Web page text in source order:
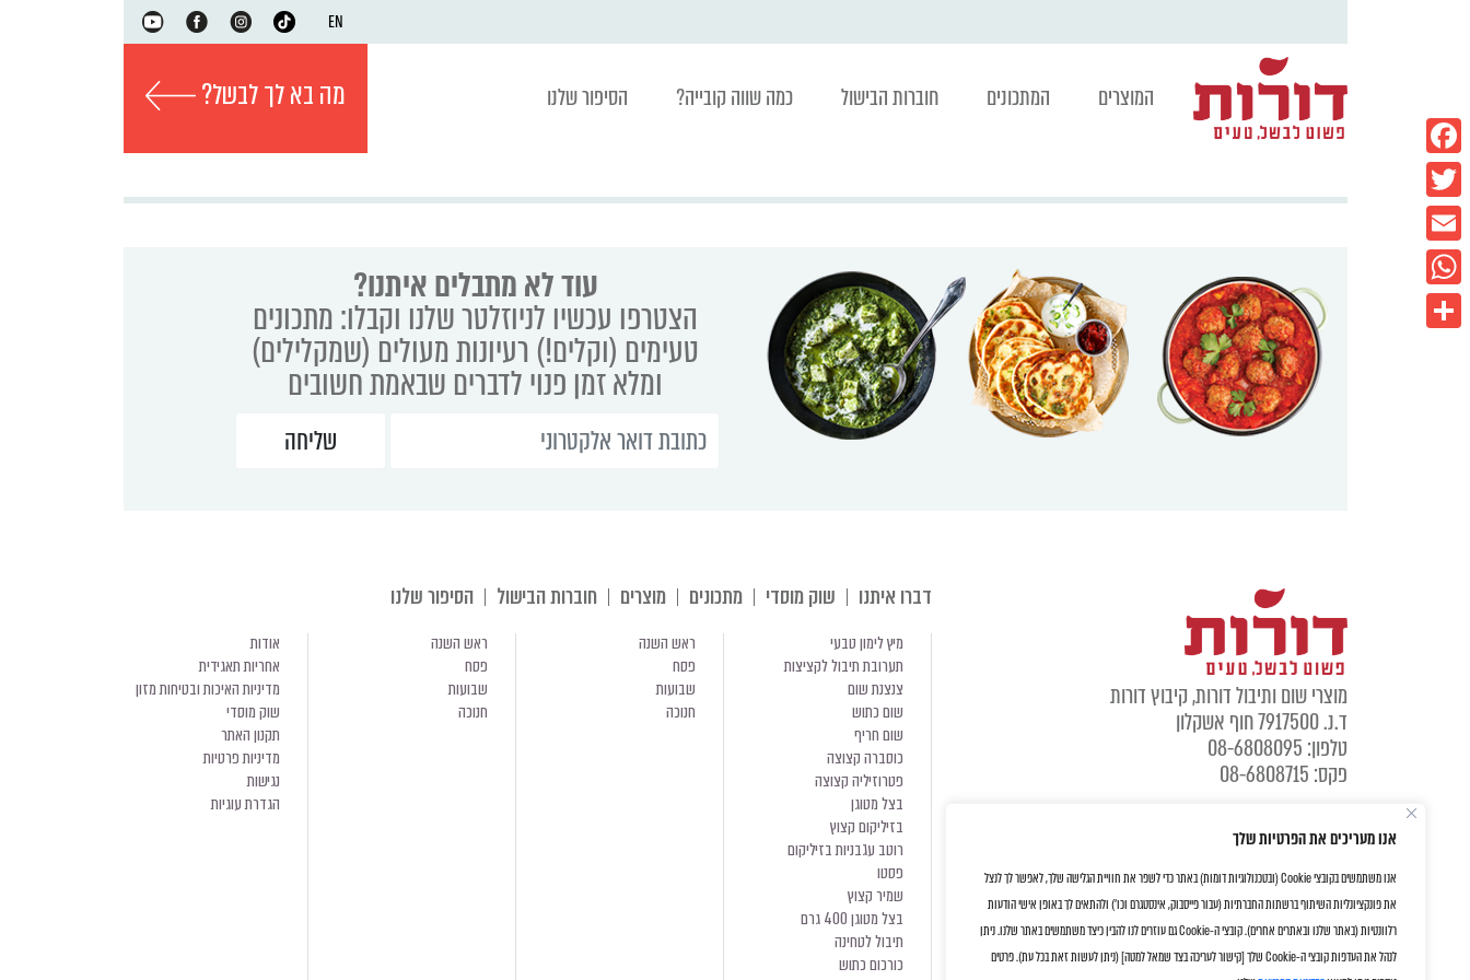
אנו מעריכים את הפרטיות שלך
אנו משתמשים בקובצי Cookie (ובטכנולוגיות דומות) באתר כדי לשפר את חוויית הגלישה שלך, לאפשר לך לנצל
את פונקציונליות השיתוף ברשתות החברתיות (עבור פייסבוק, אינסטגרם וכו') ולהתאים לך באופן אישי הודעות
רלוונטיות (באתר שלנו ובאתרים אחרים). קובצי ה-Cookie גם עוזרים לנו להבין כיצד משתמשים באתר שלנו. ניתן
לנהל את העדפות קובצי ה-Cookie שלך [קישור לעריכה בצד שמאל למטה] (ניתן לעשות זאת בכל עת). פרטים
EN
המוצרים המתכונים חוברות הבישול כמה שווה קובייה? הסיפור שלנו מה בא לך לבשל?
עוד לא מתבלים איתנו?
הצטרפו עכשיו לניוזלטר שלנו וקבלו: מתכונים
טעימים (וקלים!) רעיונות מעולים (שמקלילים)
ומלא זמן פנוי לדברים שבאמת חשובים
מוצרי שום ותיבול דורות, קיבוץ דורות
ד.נ. 7917500 חוף אשקלון
טלפון: 08-6808095
פקס: 08-6808715
דברו איתנו שוק מוסדי מתכונים מוצרים חוברות הבישול הסיפור שלנו
מיץ לימון טבעי
תערובת תיבול לקציצות
צנצנת שום
שום כתוש
שום חריף
כוסברה קצוצה
פטרוזיליה קצוצה
בצל מטוגן
בזיליקום קצוץ
רוטב עגבניות בזיליקום
פסטו
שמיר קצוץ
בצל מטוגן 400 גרם
תיבול לטחינה
כורכום כתוש
ראש השנה
פסח
שבועות
חנוכה
ראש השנה
פסח
שבועות
חנוכה
אודות
אחריות תאגידית
מדיניות האיכות ובטיחות מזון
שוק מוסדי
תקנון האתר
מדיניות פרטיות
נגישות
הגדרת עוגיות
Facebook
Twitter
Email
WhatsApp